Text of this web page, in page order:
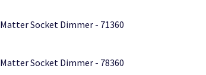
Matter Socket Dimmer - 71360
Matter Socket Dimmer - 78360